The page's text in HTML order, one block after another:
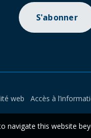
S'abonner
web Accès à
navigate this website